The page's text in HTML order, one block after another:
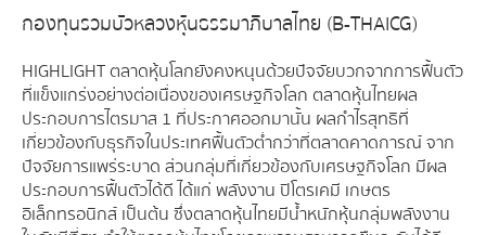
กองทุนรวมบัวหลวงหุ้นธรรมาภิบาลไทย (B-THAICG)
HIGHLIGHT ตลาดหุ้นโลกยังคงหนุนด้วยปัจจัยบวกจากการฟื้นตัว
ที่แข็งแกร่งอย่างต่อเนื่องของเศรษฐกิจโลก ตลาดหุ้นไทยผล
ประกอบการไตรมาส 1 ที่ประกาศออกมานั้น ผลกำไรสุทธิที่
เกี่ยวข้องกับธุรกิจในประเทศฟื้นตัวต่ำกว่าที่ตลาดคาดการณ์ จาก
ปัจจัยการแพร่ระบาด ส่วนกลุ่มที่เกี่ยวข้องกับเศรษฐกิจโลก มีผล
ประกอบการฟื้นตัวได้ดี ได้แก่ พลังงาน ปิโตรเคมี เกษตร
อิเล็กทรอนิกส์ เป็นต้น ซึ่งตลาดหุ้นไทยมีน้ำหนักหุ้นกลุ่มพลังงาน